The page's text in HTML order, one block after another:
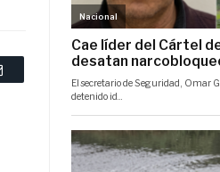
Correo